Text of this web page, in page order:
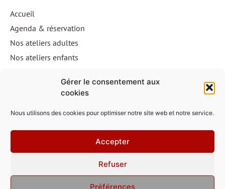
Gérer le consentement aux
cookies
Nous utilisons des cookies pour optimiser notre site web et notre service.
Accepter
Refuser
Préférences
Accueil
Agenda & réservation
Nos ateliers adultes
Nos ateliers enfants
contact@compagniealterego.fr
Derrière la salle de sports Richemont,